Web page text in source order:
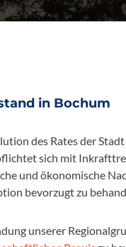
in Bochum
des Rates der
sich mit
und ökonomische
bevorzugt zu
unserer